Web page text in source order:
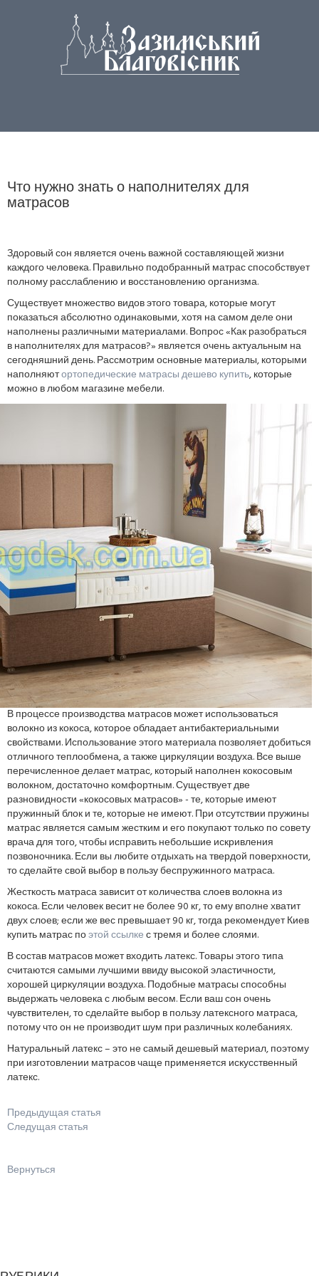
Что нужно знать о наполнителях для
матрасов
Здоровый сон является очень важной составляющей жизни
каждого человека. Правильно подобранный матрас способствует
полному расслаблению и восстановлению организма.
Существует множество видов этого товара, которые могут
показаться абсолютно одинаковыми, хотя на самом деле они
наполнены различными материалами. Вопрос «Как разобраться
в наполнителях для матрасов?» является очень актуальным на
сегодняшний день. Рассмотрим основные материалы, которыми
наполняютортопедические матрасы дешево купить, которые
можно в любом магазине мебели.
В процессе производства матрасов может использоваться
волокно из кокоса, которое обладает антибактериальными
свойствами. Использование этого материала позволяет добиться
отличного теплообмена, а также циркуляции воздуха. Все выше
перечисленное делает матрас, который наполнен кокосовым
волокном, достаточно комфортным. Существует две
разновидности «кокосовых матрасов» - те, которые имеют
пружинный блок и те, которые не имеют. При отсутствии пружины
матрас является самым жестким и его покупают только по совету
врача для того, чтобы исправить небольшие искривления
позвоночника. Если вы любите отдыхать на твердой поверхности,
то сделайте свой выбор в пользу беспружинного матраса.
Жесткость матраса зависит от количества слоев волокна из
кокоса. Если человек весит не более 90 кг, то ему вполне хватит
двух слоев; если же вес превышает 90 кг, тогда рекомендует Киев
купить матрас поэтой ссылкес тремя и более слоями.
В состав матрасов может входить латекс. Товары этого типа
считаются самыми лучшими ввиду высокой эластичности,
хорошей циркуляции воздуха. Подобные матрасы способны
выдержать человека с любым весом. Если ваш сон очень
чувствителен, то сделайте выбор в пользу латексного матраса,
потому что он не производит шум при различных колебаниях.
Натуральный латекс – это не самый дешевый материал, поэтому
при изготовлении матрасов чаще применяется искусственный
латекс.
Предыдущая статья
Следущая статья
Вернуться